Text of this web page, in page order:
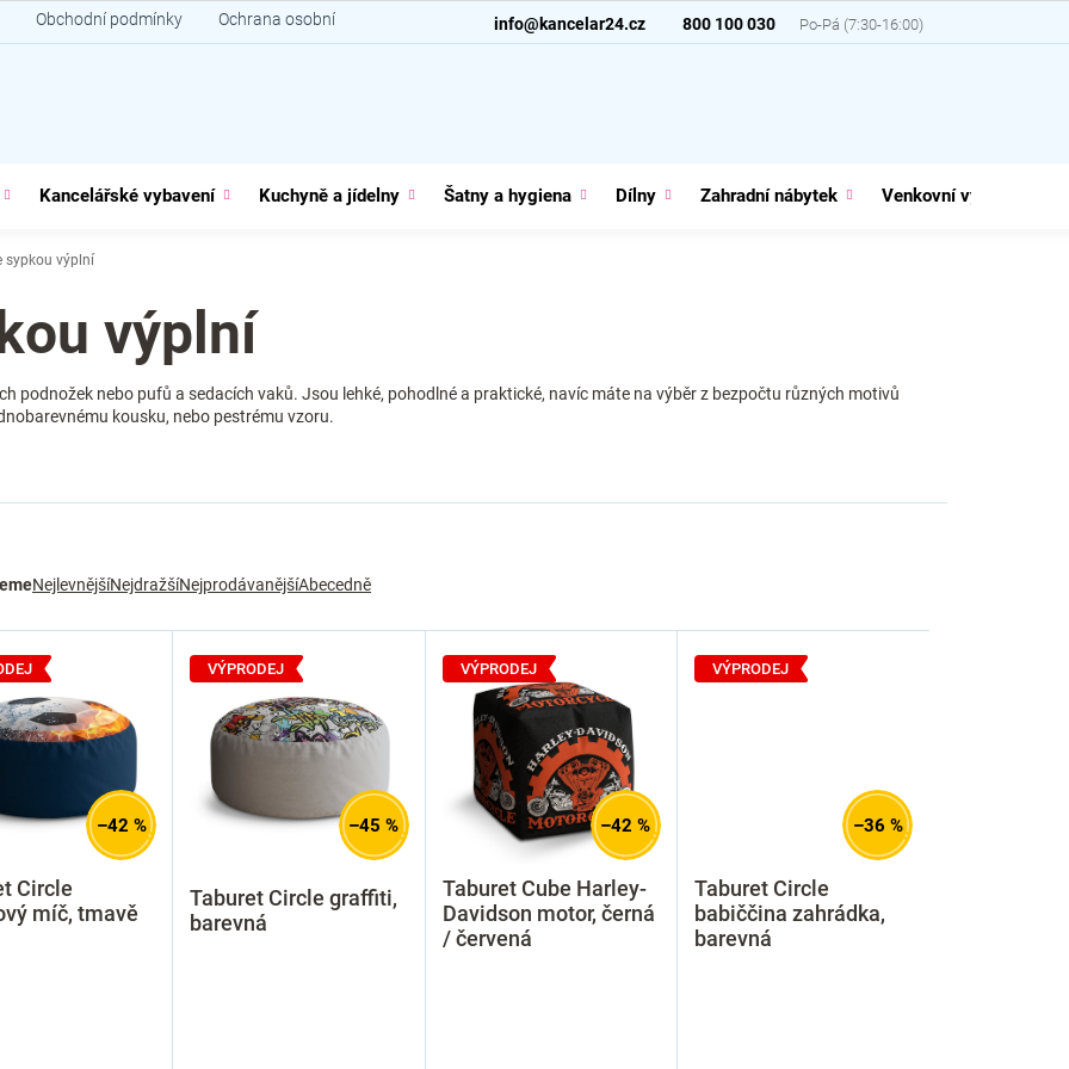
800 100 030
info@kancelar24.cz
Obchodní podmínky Ochrana osobních údajů
Kancelářské vybavení Kuchyně a jídelny Šatny a hygiena Dílny Zahradní nábytek Venkovní vybavení
sypkou výplní
výplní
podnožek nebo pufů a sedacích vaků. Jsou lehké, pohodlné a praktické, navíc máte na výběr z bezpočtu různých motivů
kousku, nebo pestrému vzoru.
NejlevnějšíNejdražšíNejprodávanějšíAbecedně
–42 %
Circle
míč, tmavě
VÝPRODEJ
–45 %
Taburet Circle graffiti,
barevná
VÝPRODEJ
–42 %
Taburet Cube Harley-
Davidson motor, černá
/ červená
VÝPRODEJ
–36 %
Taburet Circle
babiččina zahrádka,
barevná